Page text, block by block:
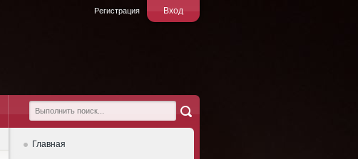
Вход
Регистрация
Главная